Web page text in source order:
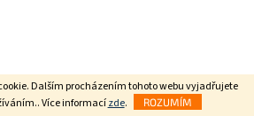
Dalším procházením tohoto webu vyjadřujete
Více informacízde. ROZUMÍM